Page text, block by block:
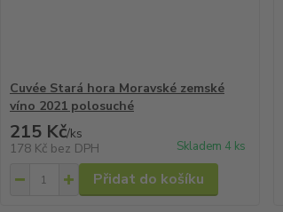
Cuvée Stará hora Moravské zemské
víno 2021 polosuché
215 Kč/ks
178 Kč bez DPH Skladem 4 ks
Přidat do košíku